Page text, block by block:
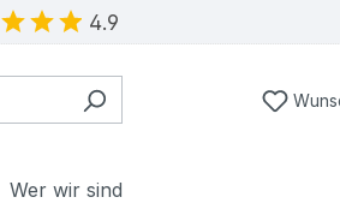
4.9
Du
Wer wir sind